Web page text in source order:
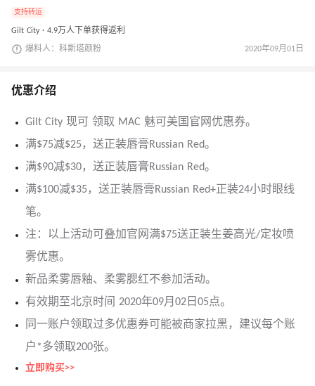
支持转运
Gilt City · 4.9万人下单获得返利
爆料人：科斯塔颜粉 2020年09月01日
优惠介绍
Gilt City 现可 领取 MAC 魅可美国官网优惠券。
满$75减$25，送正装唇膏Russian Red。
满$90减$30，送正装唇膏Russian Red。
满$100减$35，送正装唇膏Russian Red+正装24小时眼线
笔。
注：以上活动可叠加官网满$75送正装生姜高光/定妆喷
雾优惠。
新品柔雾唇釉、柔雾腮红不参加活动。
有效期至北京时间 2020年09月02日05点。
同一账户领取过多优惠券可能被商家拉黑，建议每个账
户*多领取200张。
立即购买>>